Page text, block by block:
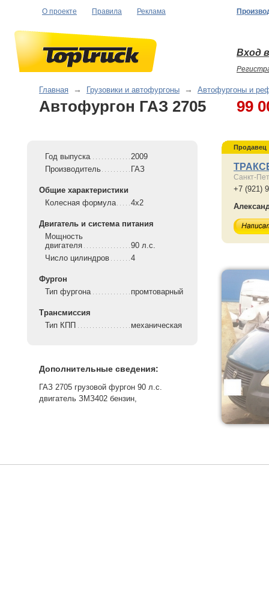
О проекте Правила Реклама
Вход
Главная → Грузовики и автофургоны → Автофургоны и
Автофургон ГАЗ 2705 99
Год выпуска
2009
Производитель
ГАЗ
Общие характеристики
Колесная формула
4x2
Двигатель и система питания
Мощность
двигателя
90 л.с.
Число цилиндров
4
Фургон
Тип фургона
промтоварный
Трансмиссия
Тип КПП
механическая
Дополнительные сведения:
ГАЗ 2705 грузовой фургон 90 л.с.
двигатель ЗМЗ402 бензин,
Продавец
Санкт-
+7 (921)